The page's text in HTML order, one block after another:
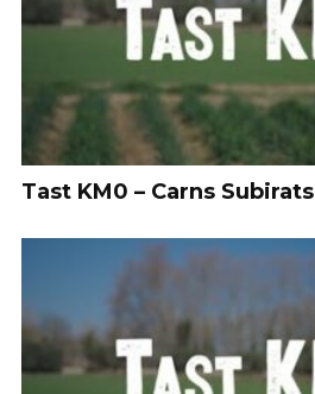
Tast KM0 – Carns Subirats